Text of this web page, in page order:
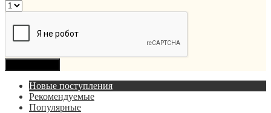
Новые поступления
Рекомендуемые
Популярные